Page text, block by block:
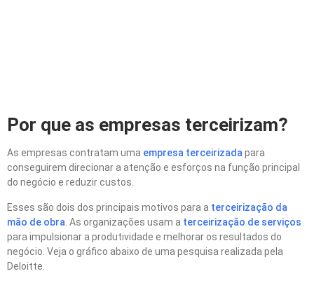
Por que as empresas terceirizam?
As empresas contratam uma empresa terceirizada para
conseguirem direcionar a atenção e esforços na função principal
do negócio e reduzir custos.
Esses são dois dos principais motivos para a terceirização da
mão de obra . As organizações usam a terceirização de serviços
para impulsionar a produtividade e melhorar os resultados do
negócio. Veja o gráfico abaixo de uma pesquisa realizada pela
Deloitte.